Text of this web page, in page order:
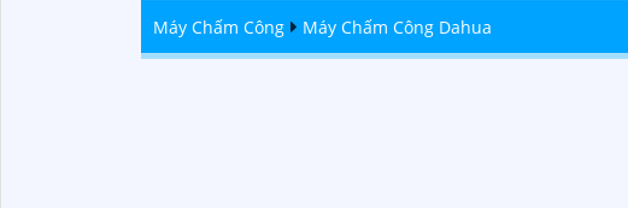
Máy Chấm Công Máy Chấm Công Dahua